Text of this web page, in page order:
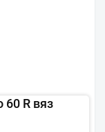
R вяз